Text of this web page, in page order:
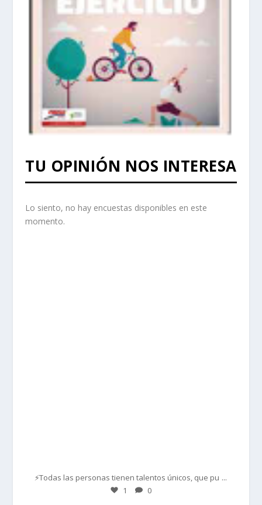
TU OPINIÓN NOS INTERESA
Lo siento, no hay encuestas disponibles en este
momento.
⚡Todas las personas tienen talentos únicos, que pu ...
1 0